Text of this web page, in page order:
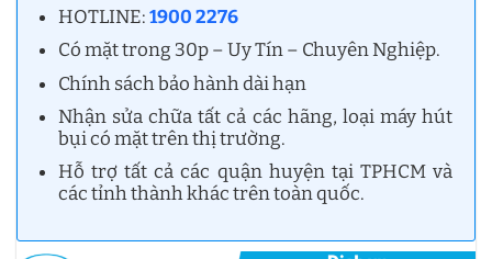
HOTLINE:1900 2276
Có mặt trong 30p – Uy Tín – Chuyên Nghiệp.
Chính sách bảo hành dài hạn
Nhận sửa chữa tất cả các hãng, loại máy hút
bụi có mặt trên thị trường.
Hỗ trợ tất cả các quận huyện tại TPHCM và
các tỉnh thành khác trên toàn quốc.